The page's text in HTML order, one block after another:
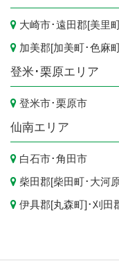
大崎市･遠田郡[美里
加美郡[加美町･色麻
登米･栗原エリア
登米市･栗原市
仙南エリア
白石市･角田市
柴田郡[柴田町･ 大河
伊具郡[丸森町]･刈田